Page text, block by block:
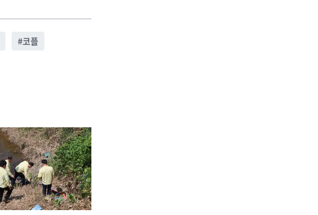
#코플